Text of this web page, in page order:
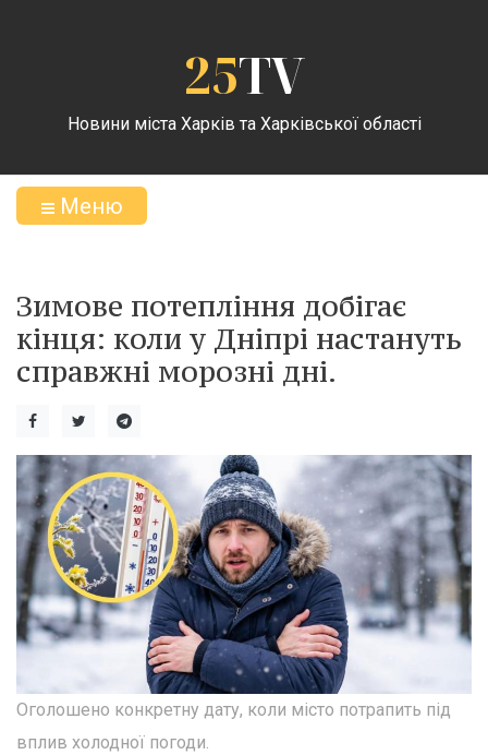
25TV
Новини міста Харків та Харківської області
Меню
Зимове потепління добігає
кінця: коли у Дніпрі настануть
справжні морозні дні.
Оголошено конкретну дату, коли місто потрапить під
вплив холодної погоди.